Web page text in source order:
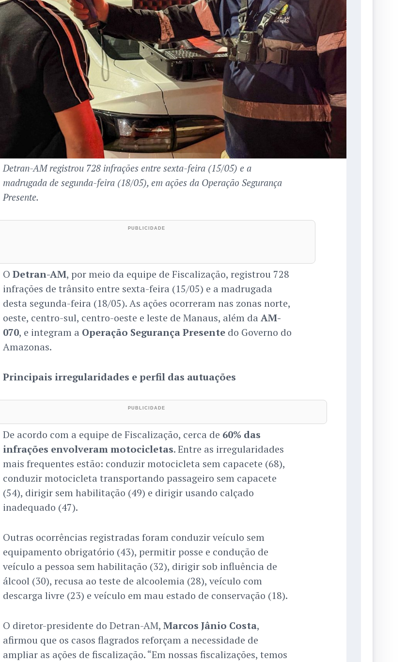
Detran-AM registrou 728 infrações entre sexta-feira (15/05) e a
madrugada de segunda-feira (18/05), em ações da Operação Segurança
Presente.
O Detran-AM, por meio da equipe de Fiscalização, registrou 728
infrações de trânsito entre sexta-feira (15/05) e a madrugada
desta segunda-feira (18/05). As ações ocorreram nas zonas norte,
oeste, centro-sul, centro-oeste e leste de Manaus, além da AM-
070, e integram a Operação Segurança Presentedo Governo do
Amazonas.
Principais irregularidades e perfil das autuações
De acordo com a equipe de Fiscalização, cerca de 60% das
infrações envolveram motocicletas. Entre as irregularidades
mais frequentes estão: conduzir motocicleta sem capacete (68),
conduzir motocicleta transportando passageiro sem capacete
(54), dirigir sem habilitação (49) e dirigir usando calçado
inadequado (47).
Outras ocorrências registradas foram conduzir veículo sem
equipamento obrigatório (43), permitir posse e condução de
veículo a pessoa sem habilitação (32), dirigir sob influência de
álcool (30), recusa ao teste de alcoolemia (28), veículo com
descarga livre (23) e veículo em mau estado de conservação (18).
O diretor-presidente do Detran-AM, Marcos Jânio Costa,
afirmou que os casos flagrados reforçam a necessidade de
ampliar as ações de fiscalização. “Em nossas fiscalizações, temos